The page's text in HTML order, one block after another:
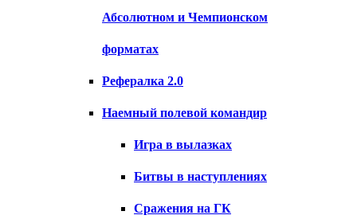
Абсолютном и Чемпионском
форматах
Рефералка 2.0
Наемный полевой командир
Игра в вылазках
Битвы в наступлениях
Сражения на ГК